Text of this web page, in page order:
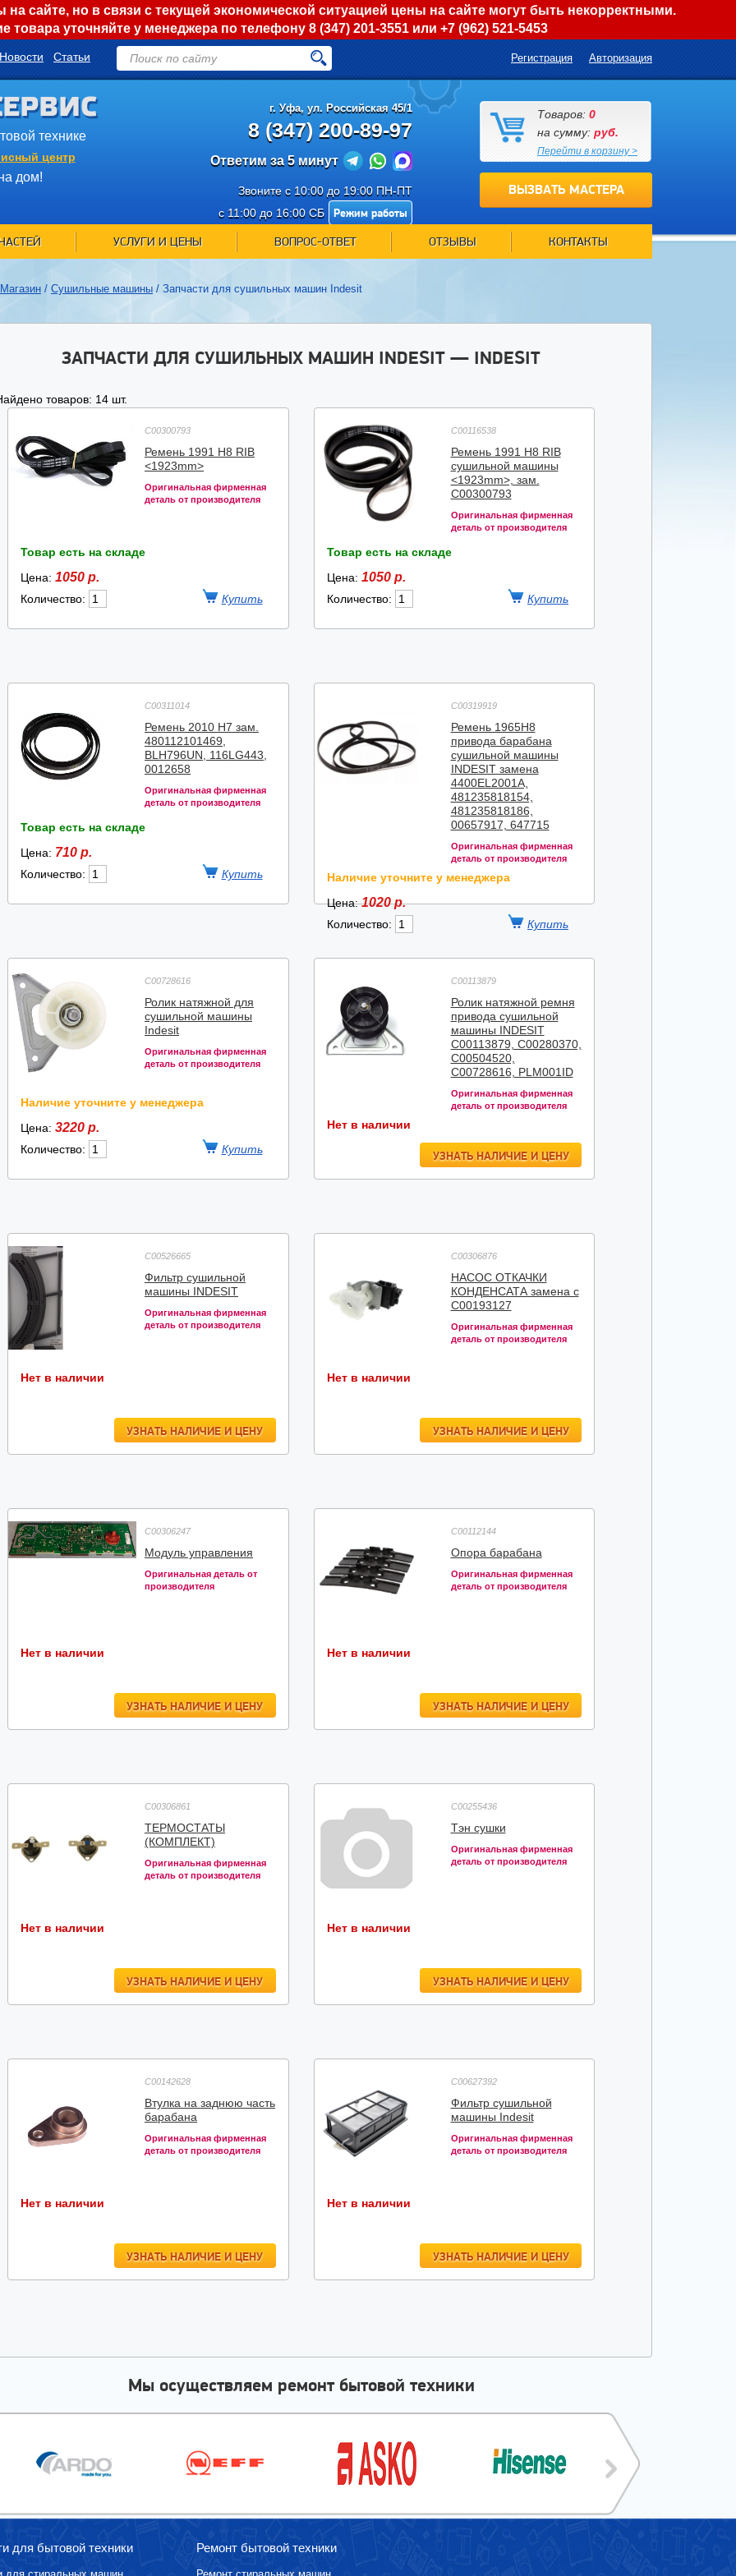
сайте, но в связи с текущей экономической ситуацией цены на сайте могут быть некорректными.
товара уточняйте у менеджера по телефону 8 (347) 201-3551или +7 (962) 521-5453
Новости Статьи Регистрация Авторизация
технике
центр
дом!
г. Уфа, ул. Российская 45/1
8 (347) 200-89-97
Ответим за 5 минут
Звоните с 10:00 до 19:00 ПН-ПТ
с 11:00 до 16:00 СБ
Режим работы
Товаров: 0
на сумму: руб.
Перейти в корзину >
ВЫЗВАТЬ МАСТЕРА
УСЛУГИ И ЦЕНЫ ВОПРОС-ОТВЕТ ОТЗЫВЫ КОНТАКТЫ
Магазин / Сушильные машины / Запчасти для сушильных машин Indesit
ЗАПЧАСТИ ДЛЯ СУШИЛЬНЫХ МАШИН INDESIT — INDESIT
товаров: 14 шт.
C00300793
Ремень 1991 H8 RIB
<1923mm>
Оригинальная фирменная
деталь от производителя
Товар есть на складе
Цена: 1050 р.
Количество:
C00116538
Ремень 1991 H8 RIB
сушильной машины
<1923mm>, зам.
C00300793
Оригинальная фирменная
деталь от производителя
Товар есть на складе
Цена: 1050 р.
Количество:
C00311014
Ремень 2010 H7 зам.
480112101469,
BLH796UN, 116LG443,
0012658
Оригинальная фирменная
деталь от производителя
Товар есть на складе
Цена: 710 р.
Количество:
C00319919
Ремень 1965H8
привода барабана
сушильной машины
INDESIT замена
4400EL2001A,
481235818154,
481235818186,
00657917, 647715
Оригинальная фирменная
деталь от производителя
Наличие уточните у менеджера
Цена:1020 р.
Количество:
C00728616
Ролик натяжной для
сушильной машины
Indesit
Оригинальная фирменная
деталь от производителя
Наличие уточните у менеджера
Цена: 3220 р.
Количество:
C00113879
Ролик натяжной ремня
привода сушильной
машины INDESIT
C00113879, C00280370,
C00504520,
C00728616, PLM001ID
Оригинальная фирменная
деталь от производителя
УЗНАТЬ НАЛИЧИЕ И ЦЕНУ
Нет в наличии
C00526665
Фильтр сушильной
машины INDESIT
Оригинальная фирменная
деталь от производителя
УЗНАТЬ НАЛИЧИЕ И ЦЕНУ
Нет в наличии
C00306876
НАСОС ОТКАЧКИ
КОНДЕНСАТА замена с
C00193127
Оригинальная фирменная
деталь от производителя
УЗНАТЬ НАЛИЧИЕ И ЦЕНУ
Нет в наличии
C00306247
Модуль управления
Оригинальная деталь от
производителя
УЗНАТЬ НАЛИЧИЕ И ЦЕНУ
Нет в наличии
C00112144
Опора барабана
Оригинальная фирменная
деталь от производителя
УЗНАТЬ НАЛИЧИЕ И ЦЕНУ
Нет в наличии
C00306861
ТЕРМОСТАТЫ
(КОМПЛЕКТ)
Оригинальная фирменная
деталь от производителя
УЗНАТЬ НАЛИЧИЕ И ЦЕНУ
Нет в наличии
C00255436
Тэн сушки
Оригинальная фирменная
деталь от производителя
УЗНАТЬ НАЛИЧИЕ И ЦЕНУ
Нет в наличии
C00142628
Втулка на заднюю часть
барабана
Оригинальная фирменная
деталь от производителя
УЗНАТЬ НАЛИЧИЕ И ЦЕНУ
Нет в наличии
C00627392
Фильтр сушильной
машины Indesit
Оригинальная фирменная
деталь от производителя
УЗНАТЬ НАЛИЧИЕ И ЦЕНУ
Нет в наличии
Мы осуществляем ремонт бытовой техники
для бытовой техники Ремонт бытовой техники